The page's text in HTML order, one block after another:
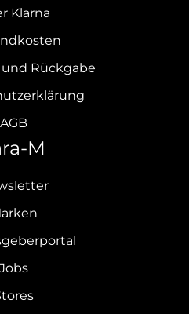
Klarna
Rückgabe
AGB
M
Jobs